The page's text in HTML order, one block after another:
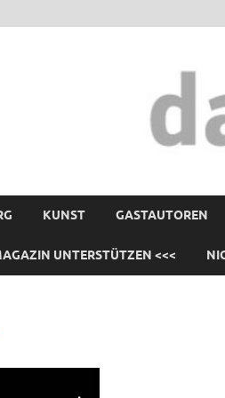
KUNST GASTAUTOREN
UNTERSTÜTZEN <<<